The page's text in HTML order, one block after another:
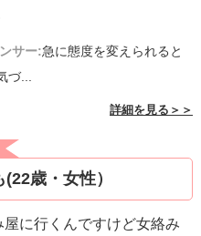
サー:急に態度を変えられると
...
詳細を見る＞＞
歳・女性）
に行くんですけど女絡み